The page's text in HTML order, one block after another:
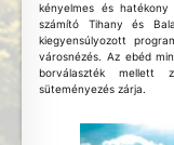
kényelmes és
számító Tihany és
kiegyensúlyozott
városnézés. Az ebéd
borválaszték mellett
süteményezés zárja.